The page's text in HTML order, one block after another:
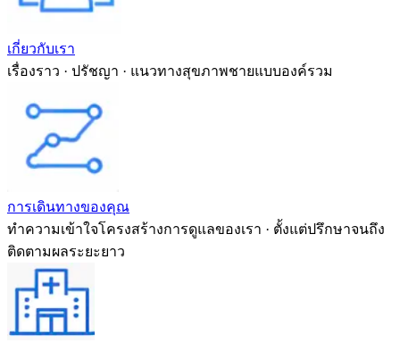
เกี่ยวกับเรา
เรื่องราว · ปรัชญา · แนวทางสุขภาพชายแบบองค์รวม
การเดินทางของคุณ
ทำความเข้าใจโครงสร้างการดูแลของเรา · ตั้งแต่ปรึกษาจนถึง
ติดตามผลระยะยาว